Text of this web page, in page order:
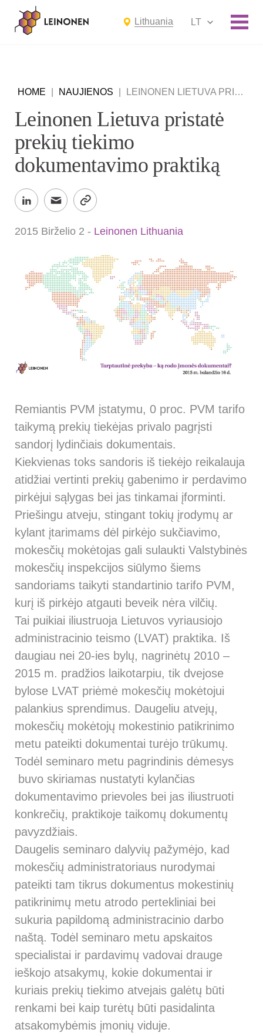
Lithuania LT
HOME NAUJIENOS LEINONEN LIETUVA PRISTATĖ PREKIŲ TIEKIMO DOKUMENTAVIMO PRAKTIKĄ
Leinonen Lietuva pristatė
prekių tiekimo
dokumentavimo praktiką
2015 Birželio 2 - Leinonen Lithuania
Remiantis PVM įstatymu, 0 proc. PVM tarifo
taikymą prekių tiekėjas privalo pagrįsti
sandorį lydinčiais dokumentais.
Kiekvienas toks sandoris iš tiekėjo reikalauja
atidžiai vertinti prekių gabenimo ir perdavimo
pirkėjui sąlygas bei jas tinkamai įforminti.
Priešingu atveju, stingant tokių įrodymų ar
kylant įtarimams dėl pirkėjo sukčiavimo,
mokesčių mokėtojas gali sulaukti Valstybinės
mokesčių inspekcijos siūlymo šiems
sandoriams taikyti standartinio tarifo PVM,
kurį iš pirkėjo atgauti beveik nėra vilčių.
Tai puikiai iliustruoja Lietuvos vyriausiojo
administracinio teismo (LVAT) praktika. Iš
daugiau nei 20-ies bylų, nagrinėtų 2010 –
2015 m. pradžios laikotarpiu, tik dvejose
bylose LVAT priėmė mokesčių mokėtojui
palankius sprendimus. Daugeliu atvejų,
mokesčių mokėtojų mokestinio patikrinimo
metu pateikti dokumentai turėjo trūkumų.
Todėl seminaro metu pagrindinis dėmesys
buvo skiriamas nustatyti kylančias
dokumentavimo prievoles bei jas iliustruoti
konkrečių, praktikoje taikomų dokumentų
pavyzdžiais.
Daugelis seminaro dalyvių pažymėjo, kad
mokesčių administratoriaus nurodymai
pateikti tam tikrus dokumentus mokestinių
patikrinimų metu atrodo pertekliniai bei
sukuria papildomą administracinio darbo
naštą. Todėl seminaro metu apskaitos
specialistai ir pardavimų vadovai drauge
ieškojo atsakymų, kokie dokumentai ir
kuriais prekių tiekimo atvejais galėtų būti
renkami bei kaip turėtų būti pasidalinta
atsakomybėmis įmonių viduje.